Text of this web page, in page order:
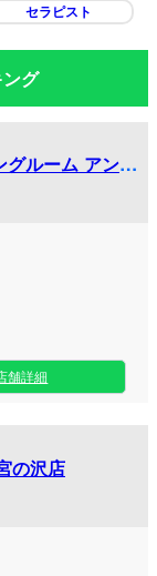
セラピスト
グ
ルーム アンジ
舗詳細
の沢店